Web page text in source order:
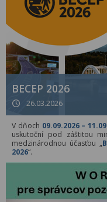
BECEP 2026
26.03.2026
V dňoch 09.09.2026 –
uskutoční pod záštitou
medzinárodnou účasťou „
2026“.